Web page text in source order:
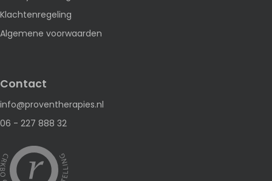
Klachtenregeling
Algemene voorwaarden
Contact
info@proventherapies.nl
06 - 227 888 32